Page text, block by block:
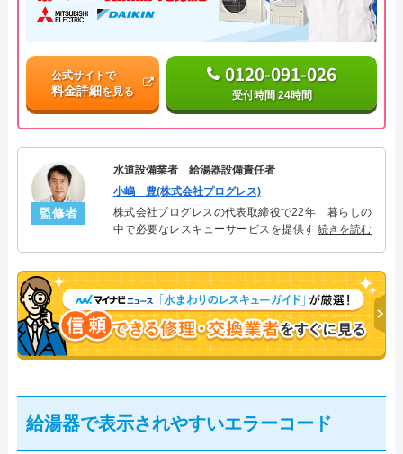
公式サイトで
料金詳細を見る
0120-091-026
受付時間 24時間
監修者
水道設備業者 給湯器設備責任者
小嶋 豊(株式会社プログレス)
株式会社プログレスの代表取締役で22年 暮らしの
中で必要なレスキューサービスを提供する株式会社
決。多くのお客様に信頼される「給湯器」のスペシ
ャリスト。
続きを読む
給湯器で表示されやすいエラーコード